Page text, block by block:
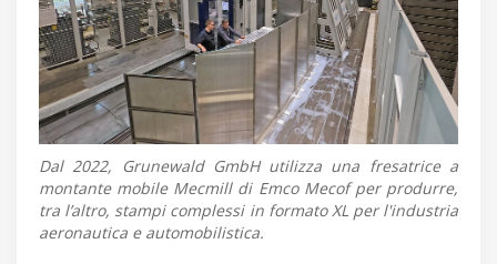
Dal 2022, Grunewald GmbH utilizza una fresatrice a
montante mobile Mecmill di Emco Mecof per produrre,
tra l’altro, stampi complessi in formato XL per l'industria
aeronautica e automobilistica.